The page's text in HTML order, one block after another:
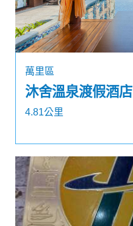
萬里區
沐舍溫泉渡假酒店
4.81公里